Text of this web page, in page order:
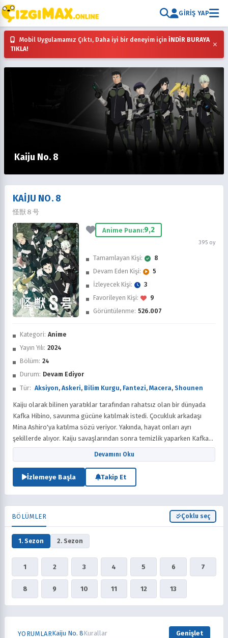
GIRIŞ YAP
Mobil Uygulamamız Çıktı, Daha iyi bir deneyim için İNDİR BURAYA
TIKLA!
×
Kaiju No. 8
İzledim
Favorilere Ekle
Sonra İzle
KAIJU NO. 8
怪獣８号
Anime Puanı:9,2
395 oy
Kategori: Anime
Yayın Yılı: 2024
Bölüm: 24
Durum: Devam Ediyor
Tür: Aksiyon, Askeri, Bilim Kurgu, Fantezi, Macera, Shounen
Tamamlayan Kişi:
8
Devam Eden Kişi:
5
İzleyecek Kişi:
3
Favorileyen Kişi:
9
Görüntülenme: 526.007
Kaiju olarak bilinen yaratıklar tarafından rahatsız olan bir dünyada
Kafka Hibino, savunma gücüne katılmak istedi. Çocukluk arkadaşı
Mina Ashiro'ya katılma sözü veriyor. Yakında, hayat onları ayrı
şekillerde alıyor. Kaiju savaşlarından sonra temizlik yaparken Kafka
Reno Ichikawa ile tanışır. Reno'nun savunma gücüne katılma
kararlılığı Kafka'nın Mina'ya katılma ve insanlığı koruma vaadini
Rewakens.
Devamını Oku
İzlemeye Başla Takip Et
BÖLÜMLER Çoklu seç
1. Sezon 2. Sezon
1 2 3 4 5 6 7
8 9 10 11 12 13
YORUMLARKaiju No. 8Kurallar Genişlet